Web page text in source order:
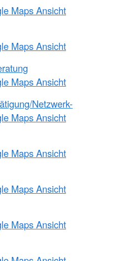
Maps Ansicht
Maps Ansicht
Maps Ansicht
Netzwerk-
Maps Ansicht
Maps Ansicht
Maps Ansicht
Maps Ansicht